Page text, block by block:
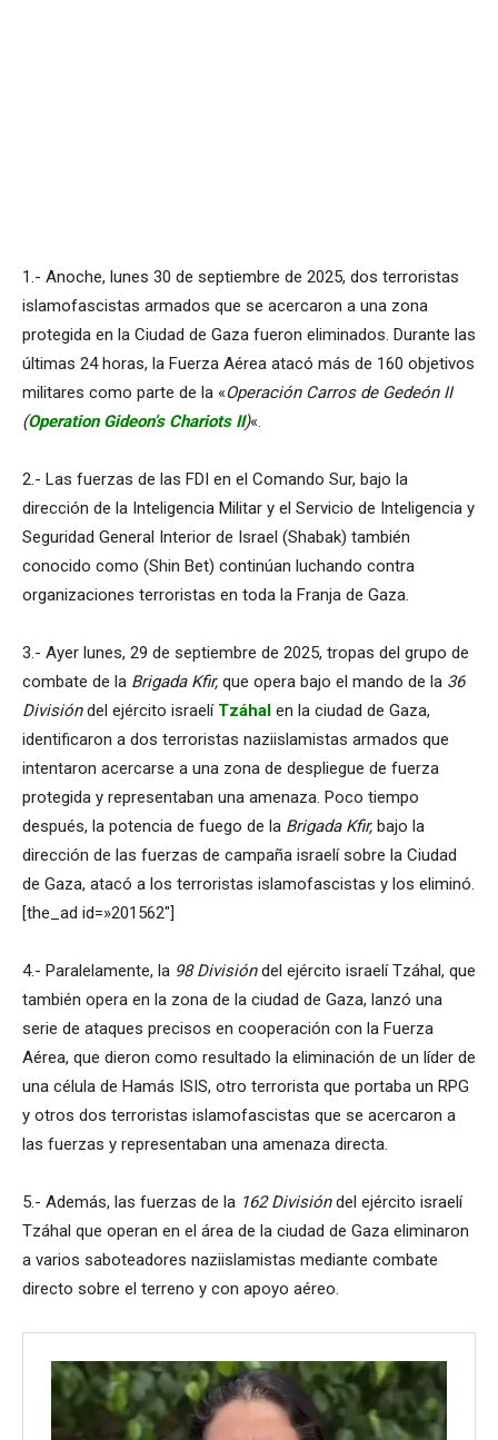
1.- Anoche, lunes 30 de septiembre de 2025, dos terroristas
islamofascistas armados que se acercaron a una zona
protegida en la Ciudad de Gaza fueron eliminados. Durante las
últimas 24 horas, la Fuerza Aérea atacó más de 160 objetivos
militares como parte de la «Operación Carros de Gedeón II
(Operation Gideon’s Chariots II)«.
2.- Las fuerzas de las FDI en el Comando Sur, bajo la
dirección de la Inteligencia Militar y el Servicio de Inteligencia y
Seguridad General Interior de Israel (Shabak) también
conocido como (Shin Bet) continúan luchando contra
organizaciones terroristas en toda la Franja de Gaza.
3.- Ayer lunes, 29 de septiembre de 2025, tropas del grupo de
combate de la Brigada Kfir, que opera bajo el mando de la 36
Divisióndel ejército israelí Tzáhal en la ciudad de Gaza,
identificaron a dos terroristas naziislamistas armados que
intentaron acercarse a una zona de despliegue de fuerza
protegida y representaban una amenaza. Poco tiempo
después, la potencia de fuego de la Brigada Kfir, bajo la
dirección de las fuerzas de campaña israelí sobre la Ciudad
de Gaza, atacó a los terroristas islamofascistas y los eliminó.
[the_ad id=»201562″]
4.- Paralelamente, la 98 Divisióndel ejército israelí Tzáhal, que
también opera en la zona de la ciudad de Gaza, lanzó una
serie de ataques precisos en cooperación con la Fuerza
Aérea, que dieron como resultado la eliminación de un líder de
una célula de Hamás ISIS, otro terrorista que portaba un RPG
y otros dos terroristas islamofascistas que se acercaron a
las fuerzas y representaban una amenaza directa.
5.- Además, las fuerzas de la 162 Divisióndel ejército israelí
Tzáhal que operan en el área de la ciudad de Gaza eliminaron
a varios saboteadores naziislamistas mediante combate
directo sobre el terreno y con apoyo aéreo.